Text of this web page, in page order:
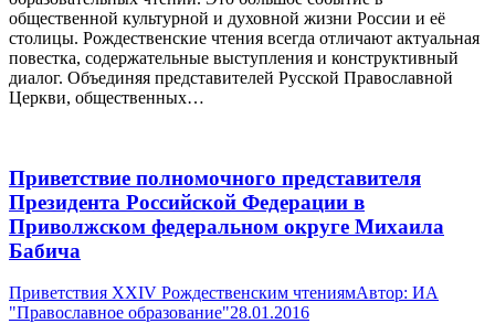
общественной культурной и духовной жизни России и её
столицы. Рождественские чтения всегда отличают актуальная
повестка, содержательные выступления и конструктивный
диалог. Объединяя представителей Русской Православной
Церкви, общественных…
Приветствие полномочного представителя
Президента Российской Федерации в
Приволжском федеральном округе Михаила
Бабича
Приветствия XXIV Рождественским чтениямАвтор: ИА
"Православное образование"28.01.2016